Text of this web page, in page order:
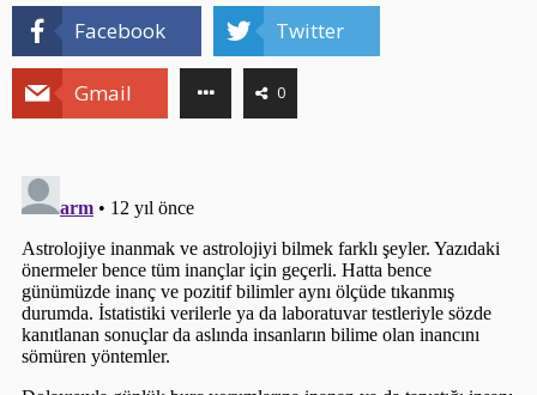
Facebook Twitter
Gmail 0